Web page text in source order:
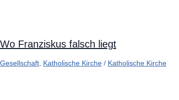
Wo Franziskus falsch liegt
Gesellschaft, Katholische Kirche/ Katholische Kirche